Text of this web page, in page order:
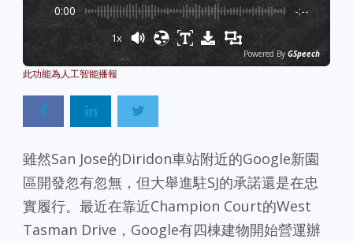
0:00 -:--
1x
Powered By GSpeech
雖然San Jose的Diridon車站附近的Google新園
區開發忽有忽無，但大舉進駐SJ的承諾還是在忠
實履行。最近在靠近Champion Court的West
Tasman Drive，Google有四棟建物開始營運辦